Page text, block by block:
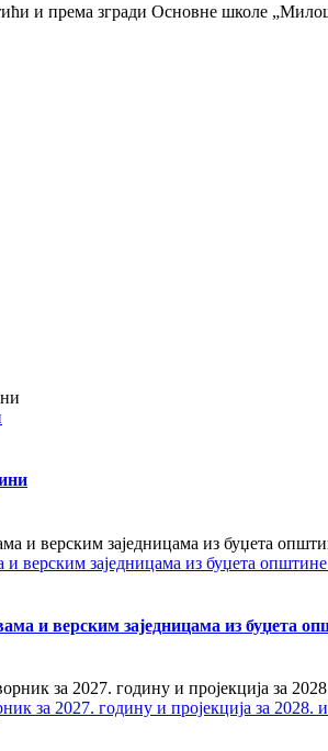
и према згради Основне школе
и верским заједницама из буџета
и верским заједницама из буџета
за 2027. годину и пројекција за 2028.